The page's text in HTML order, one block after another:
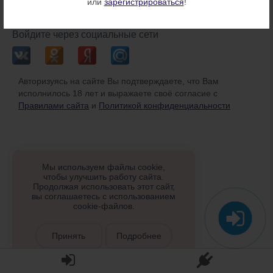
Войдите через социальные сети
Авторизуясь на сайте Вы подтверждаете, что Вам
исполнилось 18 лет и выражаете своё согласие с
Правилами сайта и Политикой конфиденциальности
Мы используем файлы cookie,
чтобы улучшить работу сайта.
Продолжая использовать этот сайт,
вы соглашаетесь с использованием
cookie-файлов.
Принять Подробнее